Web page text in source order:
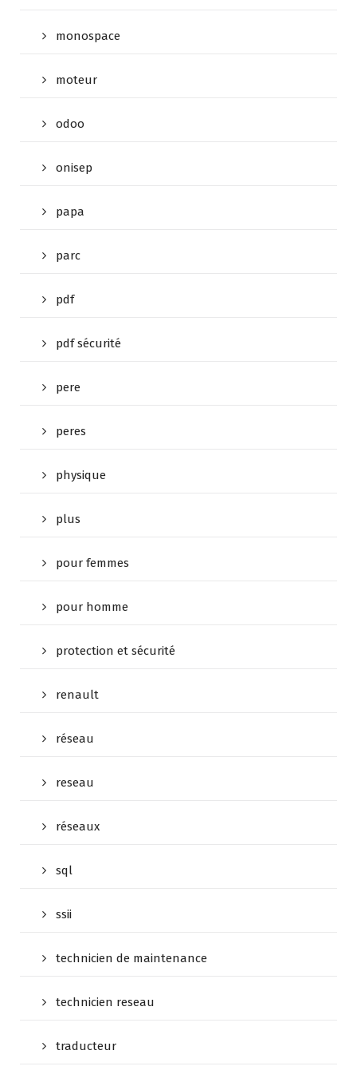
monospace
moteur
odoo
onisep
papa
parc
pdf
pdf sécurité
pere
peres
physique
plus
pour femmes
pour homme
protection et sécurité
renault
réseau
reseau
réseaux
sql
ssii
technicien de maintenance
technicien reseau
traducteur